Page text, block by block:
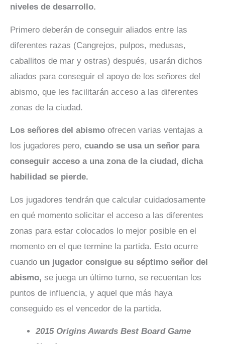
niveles de desarrollo.
Primero deberán de conseguir aliados entre las
diferentes razas (Cangrejos, pulpos, medusas,
caballitos de mar y ostras) después, usarán dichos
aliados para conseguir el apoyo de los señores del
abismo, que les facilitarán acceso a las diferentes
zonas de la ciudad.
Los señores del abismo ofrecen varias ventajas a
los jugadores pero, cuando se usa un señor para
conseguir acceso a una zona de la ciudad, dicha
habilidad se pierde.
Los jugadores tendrán que calcular cuidadosamente
en qué momento solicitar el acceso a las diferentes
zonas para estar colocados lo mejor posible en el
momento en el que termine la partida. Esto ocurre
cuando un jugador consigue su séptimo señor del
abismo, se juega un último turno, se recuentan los
puntos de influencia, y aquel que más haya
conseguido es el vencedor de la partida.
2015 Origins Awards Best Board Game